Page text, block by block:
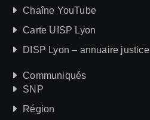
Chaîne YouTube
Carte UISP Lyon
DISP Lyon – annuaire justice
Communiqués
SNP
Région